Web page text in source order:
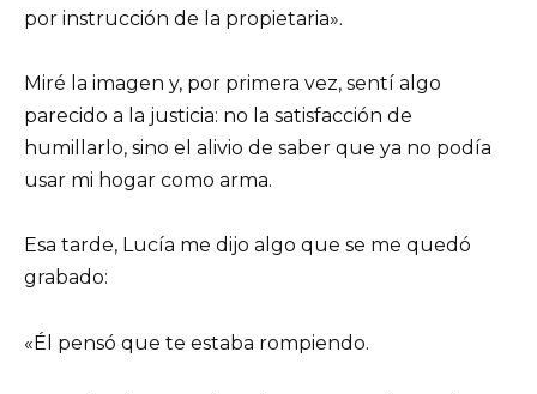
por instrucción de la propietaria».
Miré la imagen y, por primera vez, sentí algo
parecido a la justicia: no la satisfacción de
humillarlo, sino el alivio de saber que ya no podía
usar mi hogar como arma.
Esa tarde, Lucía me dijo algo que se me quedó
grabado:
«Él pensó que te estaba rompiendo.